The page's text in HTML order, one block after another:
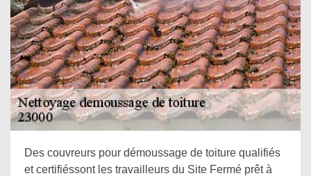
Des couvreurs pour démoussage de toiture qualifiés
et certifiéssont les travailleurs du Site Fermé prêt à